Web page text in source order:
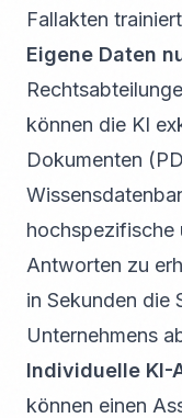
Fallakten
Eigene Daten
können die KI
Dokumenten
hochspezifische
Antworten zu
in Sekunden die
Unternehmens
Individuelle KI-
können einen